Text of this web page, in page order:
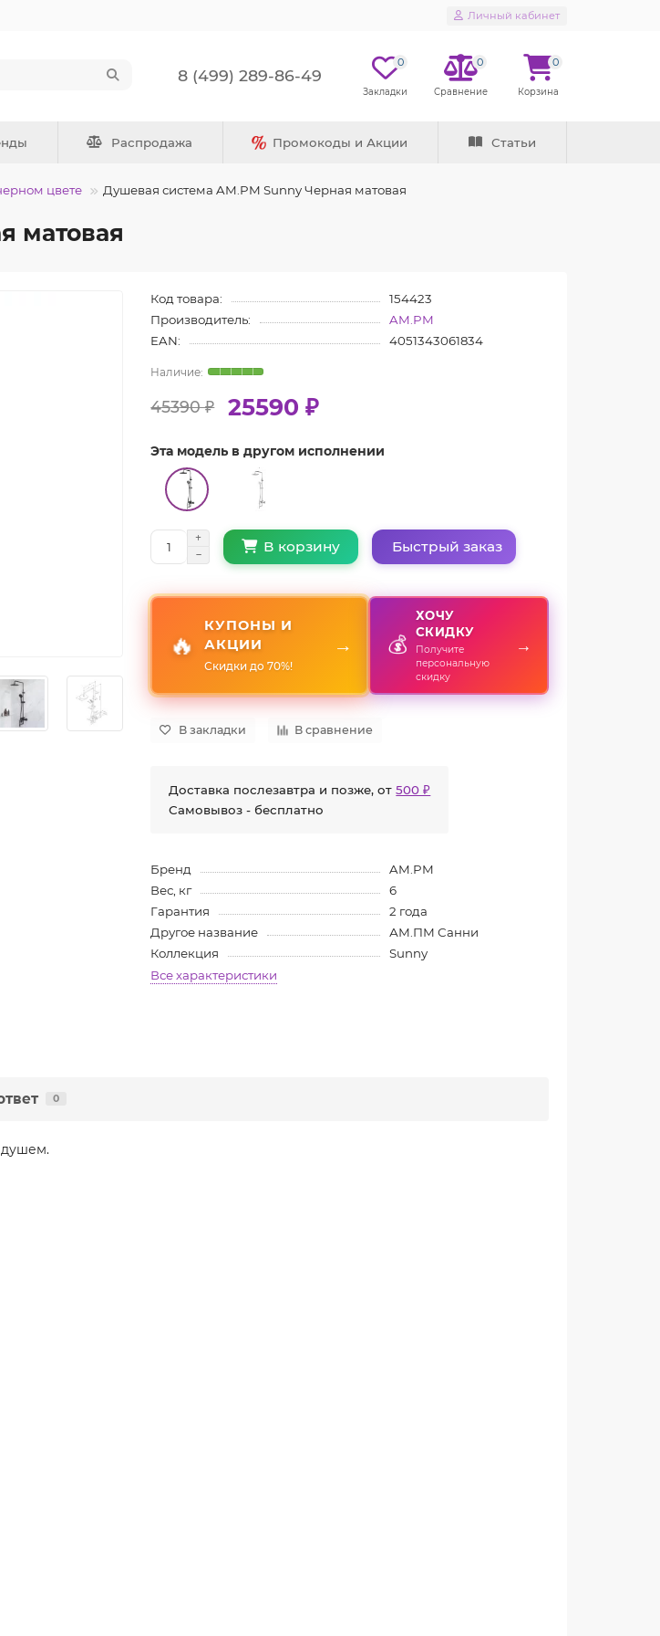
Личный кабинет
8 (499) 289-86-49
0 0 0
Распродажа Промокоды и Акции Статьи
цвете Душевая система AM.PM Sunny Черная матовая
матовая
Код товара:
154423
Производитель:
AM.PM
EAN:
4051343061834
45390 ₽ 25590 ₽
Эта модель в другом исполнении
В корзину Быстрый заказ
🔥
КУПОНЫ И
АКЦИИ
Скидки до 70%!
→ 💰
ХОЧУ
СКИДКУ
Получите
персональную
скидку
→
В закладки В сравнение
Доставка послезавтра и позже, от500 ₽
Самовывоз - бесплатно
Бренд
AM.PM
Вес, кг
6
Гарантия
2 года
Другое название
АМ.ПМ Санни
Коллекция
Sunny
Все характеристики
0